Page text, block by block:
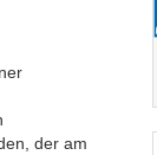
der am